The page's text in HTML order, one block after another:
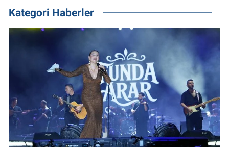
Kategori Haberler